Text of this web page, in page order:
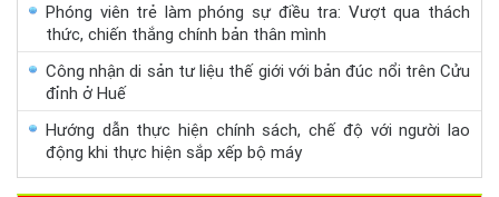
Phóng viên trẻ làm phóng sự điều tra: Vượt qua thách
thức, chiến thắng chính bản thân mình
Công nhận di sản tư liệu thế giới với bản đúc nổi trên Cửu
đỉnh ở Huế
Hướng dẫn thực hiện chính sách, chế độ với người lao
động khi thực hiện sắp xếp bộ máy